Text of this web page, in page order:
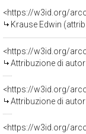
<https://w3id.org/
Krause Edwin
<https://w3id.org/
Attribuzione di
<https://w3id.org/
Attribuzione di
<https://w3id.org/